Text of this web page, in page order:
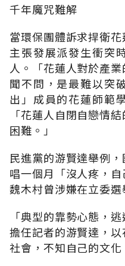
千年魔咒難解
當環保團體訴求捍衛
主張發展派發生衝突
人。「花蓮人對於產
聞不問，是最難以突
出」成員的花蓮師範
「花蓮人自閉自戀情
困難。」
民進黨的游賢達舉例
唱一個月「沒人疼，
魏木村曾涉嫌在立委選
「典型的靠勢心態，
擔任記者的游賢達，
社會，不知自己的文化